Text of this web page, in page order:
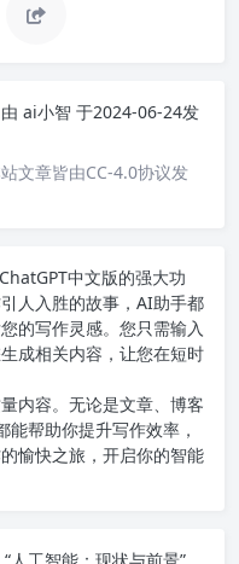
ai小智 于2024-06-24发
文章皆由CC-4.0协议发
中文版的强大功
人入胜的故事，AI助手都
的写作灵感。您只需输入
成相关内容，让您在短时
内容。无论是文章、博客
帮助你提升写作效率，
的愉快之旅，开启你的智能
“人工智能：现状与前景”